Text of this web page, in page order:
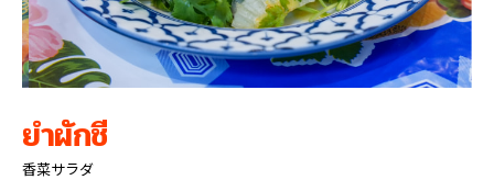
ยำผักชี
香菜サラダ